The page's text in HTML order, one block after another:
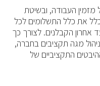
מזמין העבודה, ובשיטת
את כלל התשלומים לכל
אחרון הקבלנים. לצורך כך
מגה תקציבים בחברה,
התקציביים של